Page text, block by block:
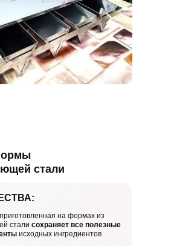
стали
на формах из
стали сохраняет все полезные
исходных ингредиентов